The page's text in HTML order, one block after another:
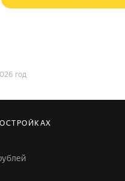
год